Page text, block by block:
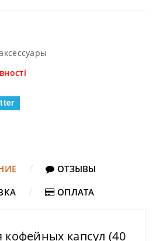
ОТЗЫВЫ
ОПЛАТА
кофейных капсул (40